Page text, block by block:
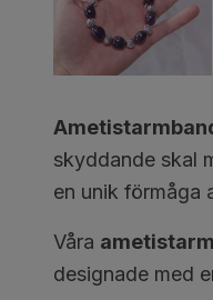
skyddande skal
en unik förmåga
Våra
designade med